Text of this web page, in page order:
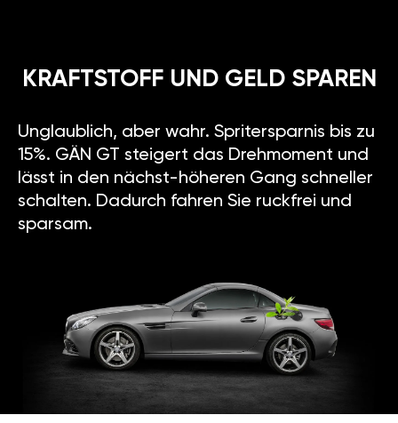
KRAFTSTOFF UND GELD SPAREN
Unglaublich, aber wahr. Spritersparnis bis zu
15%. GÄN GT steigert das Drehmoment und
lässt in den nächst-höheren Gang schneller
schalten. Dadurch fahren Sie ruckfrei und
sparsam.